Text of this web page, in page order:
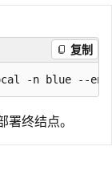
复制
终结点。